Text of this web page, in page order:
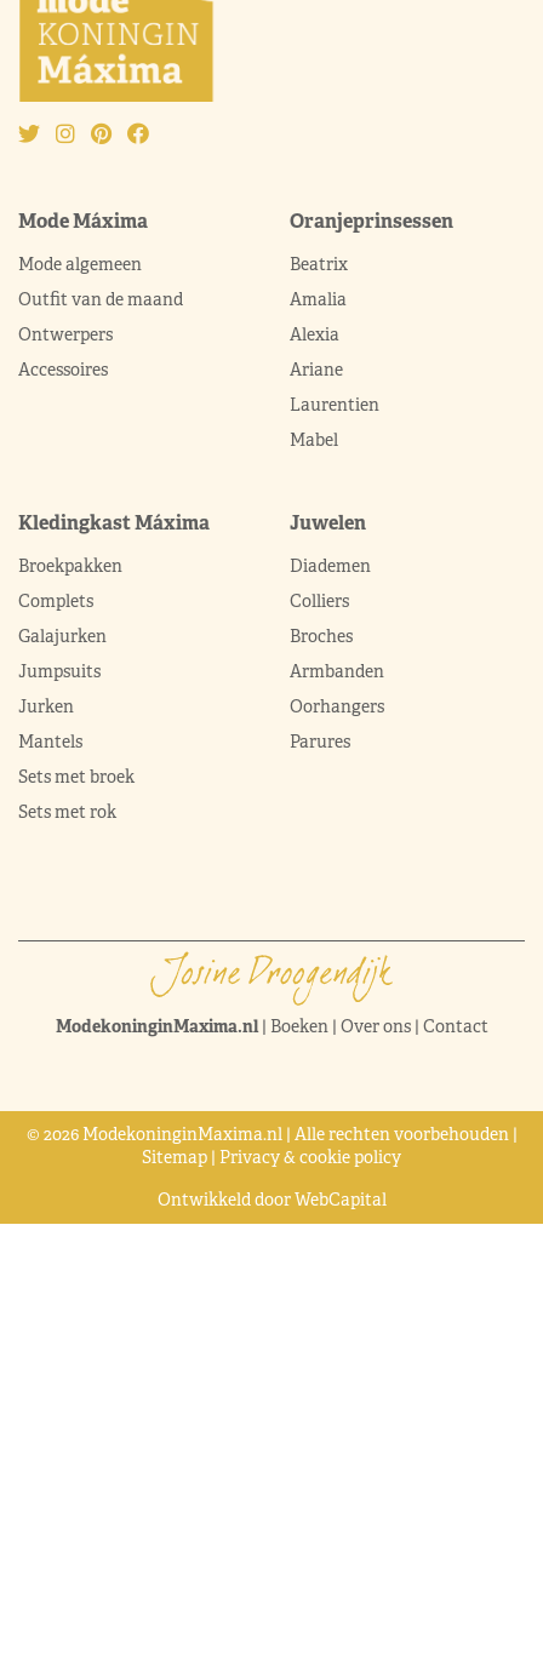
Mode Máxima
Mode algemeen
Outfit van de maand
Ontwerpers
Accessoires
Oranjeprinsessen
Beatrix
Amalia
Alexia
Ariane
Laurentien
Mabel
Kledingkast Máxima
Broekpakken
Complets
Galajurken
Jumpsuits
Jurken
Mantels
Sets met broek
Sets met rok
Juwelen
Diademen
Colliers
Broches
Armbanden
Oorhangers
Parures
ModekoninginMaxima.nl| Boeken| Over ons| Contact
© 2026 ModekoninginMaxima.nl | Alle rechten voorbehouden |
Sitemap | Privacy & cookie policy
Ontwikkeld doorWebCapital